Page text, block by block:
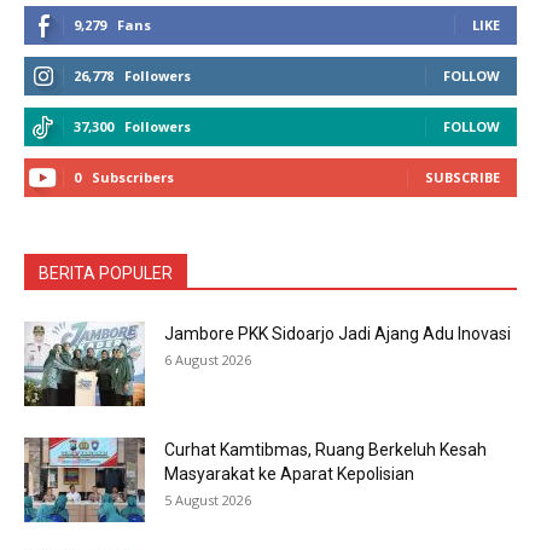
9,279 Fans LIKE
26,778 Followers FOLLOW
37,300 Followers FOLLOW
0 Subscribers SUBSCRIBE
BERITA POPULER
Jambore PKK Sidoarjo Jadi Ajang Adu Inovasi
6 August 2026
Curhat Kamtibmas, Ruang Berkeluh Kesah
Masyarakat ke Aparat Kepolisian
5 August 2026